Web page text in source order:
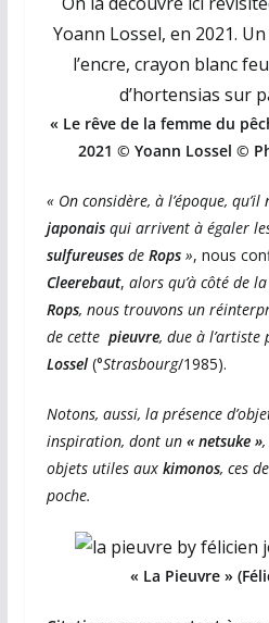
« Le rêve de la femme du
2021 © Yoann Lossel ©
« On considère, à l’époque, qu’il
japonaisqui arrivent à égaler
sulfureusesdeRops», nous
Cleerebaut, alors qu’à côté de
Rops, nous trouvons un
de cettepieuvre, due à
Lossel (°Strasbourg/1985).
Notons, aussi, la présence
inspiration, dont un « netsuke »
objets utiles auxkimonos, ces
poche.
« La Pieuvre »